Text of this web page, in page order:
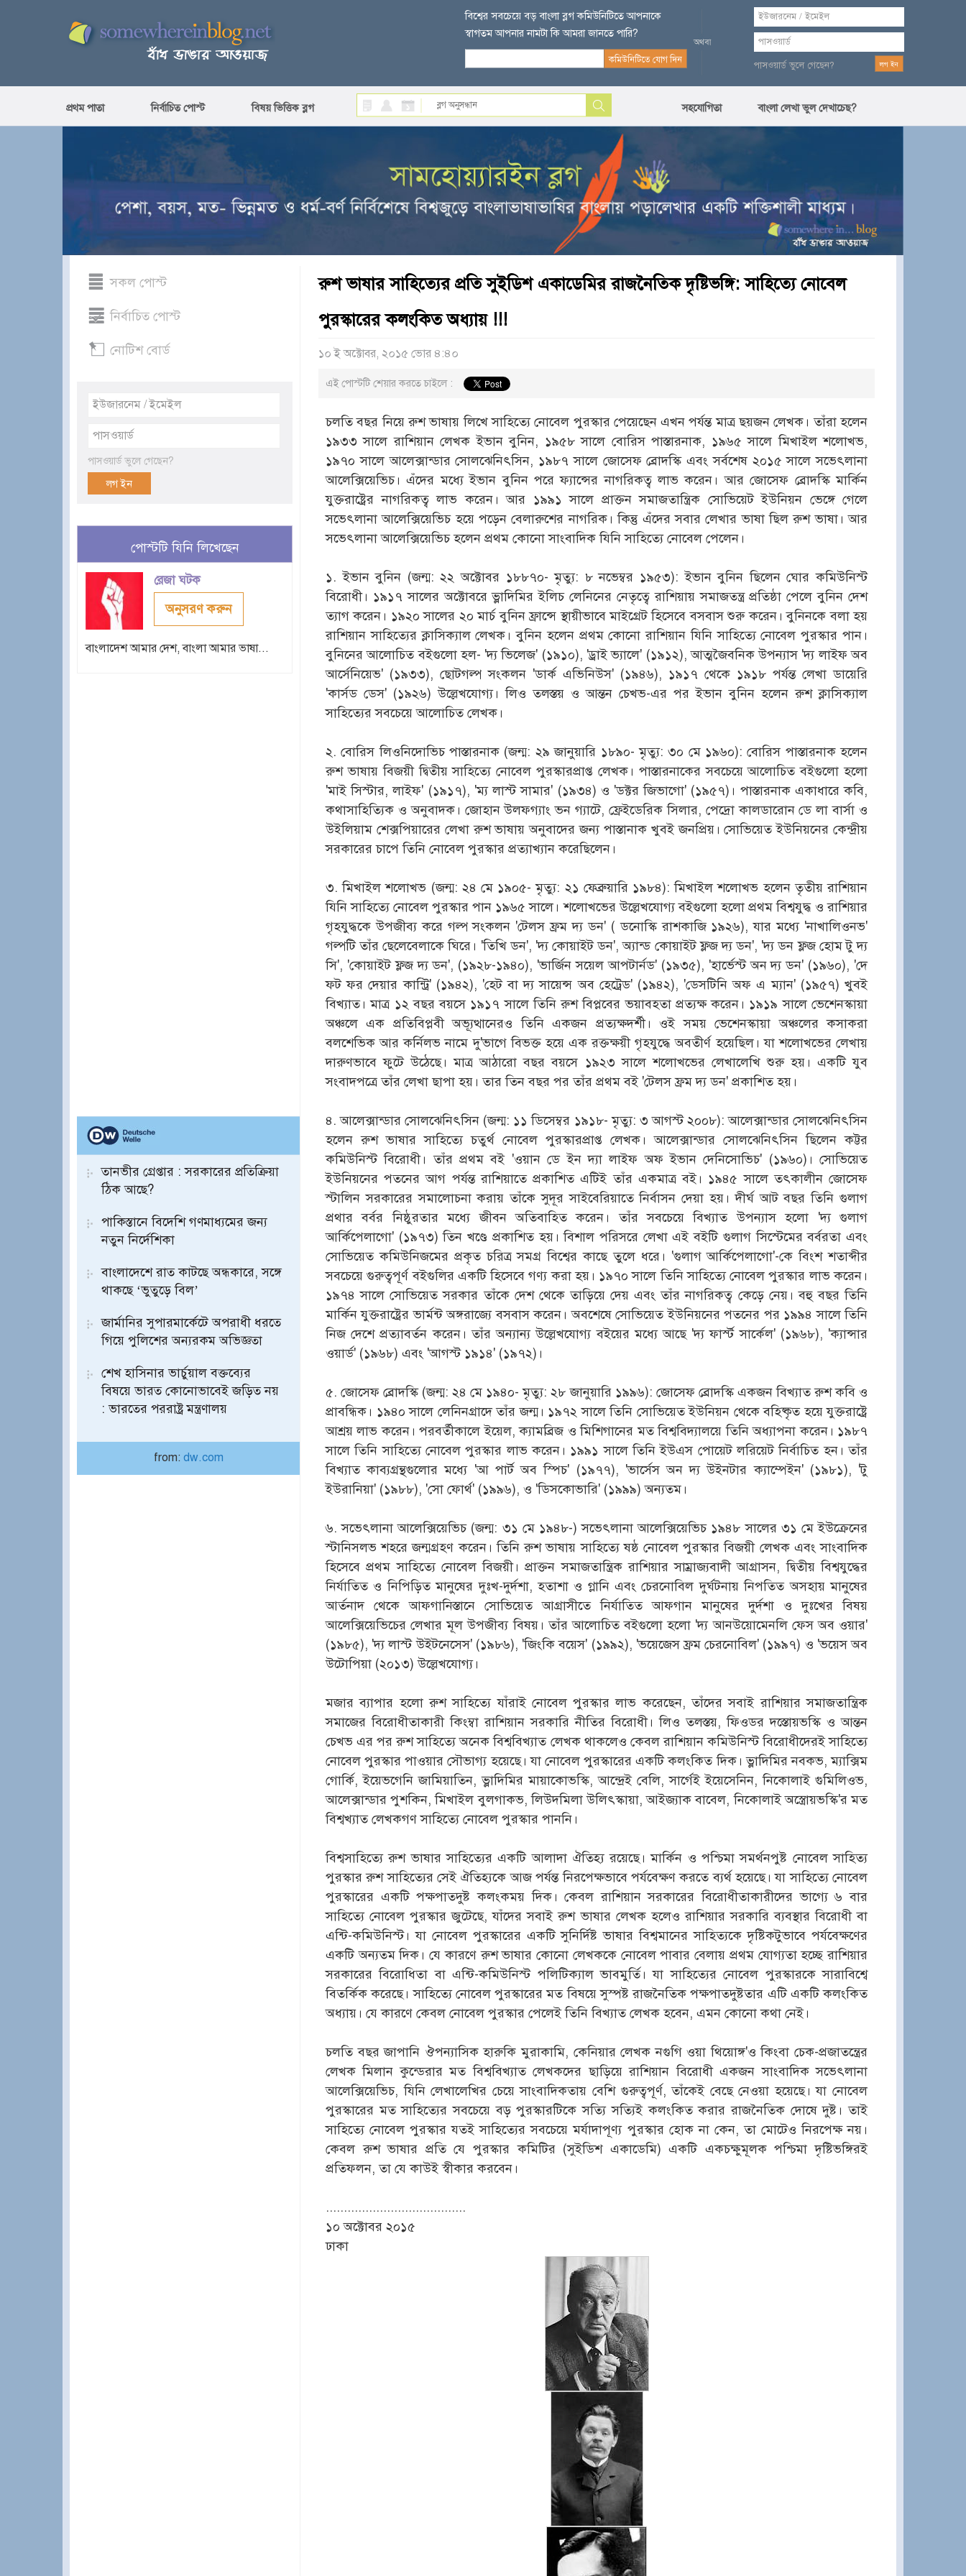
বিশ্বের সবচেয়ে বড় বাংলা ব্লগ কমিউনিটিতে আপনাকে
স্বাগতম আপনার নামটা কি আমরা জানতে পারি?
পাসওয়ার্ড ভুলে গেছেন?
প্রথম পাতা নির্বাচিত পোস্ট বিষয় ভিত্তিক ব্লগ সহযোগিতা বাংলা লেখা ভুল দেখাচেছ?
সকল পোস্ট
নির্বাচিত পোস্ট
নোটিশ বোর্ড
পাসওয়ার্ড ভুলে গেছেন?
পোস্টটি যিনি লিখেছেন
রেজা ঘটক
অনুসরণ করুন
বাংলাদেশ আমার দেশ, বাংলা আমার ভাষা...
তানভীর গ্রেপ্তার : সরকারের প্রতিক্রিয়া
ঠিক আছে?
পাকিস্তানে বিদেশি গণমাধ্যমের জন্য
নতুন নির্দেশিকা
বাংলাদেশে রাত কাটছে অন্ধকারে, সঙ্গে
থাকছে ‘ভুতুড়ে বিল’
জার্মানির সুপারমার্কেটে অপরাধী ধরতে
গিয়ে পুলিশের অন্যরকম অভিজ্ঞতা
শেখ হাসিনার ভার্চুয়াল বক্তব্যের
বিষয়ে ভারত কোনোভাবেই জড়িত নয়
: ভারতের পররাষ্ট্র মন্ত্রণালয়
from: dw.com
রুশ ভাষার সাহিত্যের প্রতি সুইডিশ একাডেমির রাজনৈতিক দৃষ্টিভঙ্গি: সাহিত্যে নোবেল
পুরস্কারের কলংকিত অধ্যায় !!!
১০ ই অক্টোবর, ২০১৫ ভোর ৪:৪০
এই পোস্টটি শেয়ার করতে চাইলে :
চলতি বছর নিয়ে রুশ ভাষায় লিখে সাহিত্যে নোবেল পুরস্কার পেয়েছেন এখন পর্যন্ত মাত্র ছয়জন লেখক। তাঁরা হলেন
১৯৩৩ সালে রাশিয়ান লেখক ইভান বুনিন, ১৯৫৮ সালে বোরিস পাস্তারনাক, ১৯৬৫ সালে মিখাইল শলোখভ,
১৯৭০ সালে আলেক্সান্ডার সোলঝেনিৎসিন, ১৯৮৭ সালে জোসেফ ব্রোদস্কি এবং সর্বশেষ ২০১৫ সালে সভেৎলানা
আলেক্সিয়েভিচ। এঁদের মধ্যে ইভান বুনিন পরে ফ্যান্সের নাগরিকত্ব লাভ করেন। আর জোসেফ ব্রোদস্কি মার্কিন
যুক্তরাষ্ট্রের নাগরিকত্ব লাভ করেন। আর ১৯৯১ সালে প্রাক্তন সমাজতান্ত্রিক সোভিয়েট ইউনিয়ন ভেঙ্গে গেলে
সভেৎলানা আলেক্সিয়েভিচ হয়ে পড়েন বেলারুশের নাগরিক। কিন্তু এঁদের সবার লেখার ভাষা ছিল রুশ ভাষা। আর
সভেৎলানা আলেক্সিয়েভিচ হলেন প্রথম কোনো সাংবাদিক যিনি সাহিত্যে নোবেল পেলেন।
১. ইভান বুনিন (জন্ম: ২২ অক্টোবর ১৮৮৭০- মৃত্যু: ৮ নভেম্বর ১৯৫৩): ইভান বুনিন ছিলেন ঘোর কমিউনিস্ট
বিরোধী। ১৯১৭ সালের অক্টোবরে ভ্লাদিমির ইলিচ লেনিনের নেতৃত্বে রাশিয়ায় সমাজতন্ত্র প্রতিষ্ঠা পেলে বুনিন দেশ
ত্যাগ করেন। ১৯২০ সালের ২০ মার্চ বুনিন ফ্রান্সে স্থায়ীভাবে মাইগ্রেট হিসেবে বসবাস শুরু করেন। বুনিনকে বলা হয়
রাশিয়ান সাহিত্যের ক্লাসিক্যাল লেখক। বুনিন হলেন প্রথম কোনো রাশিয়ান যিনি সাহিত্যে নোবেল পুরস্কার পান।
বুনিনের আলোচিত বইগুলো হল- 'দ্য ভিলেজ' (১৯১০), 'ড্রাই ভ্যালে' (১৯১২), আত্মজৈবনিক উপন্যাস 'দ্য লাইফ অব
আর্সেনিয়েভ' (১৯৩৩), ছোটগল্প সংকলন 'ডার্ক এভিনিউস' (১৯৪৬), ১৯১৭ থেকে ১৯১৮ পর্যন্ত লেখা ডায়েরি
'কার্সড ডেস' (১৯২৬) উল্লেখযোগ্য। লিও তলস্তয় ও আন্তন চেখভ-এর পর ইভান বুনিন হলেন রুশ ক্লাসিক্যাল
সাহিত্যের সবচেয়ে আলোচিত লেখক।
২. বোরিস লিওনিদোভিচ পাস্তারনাক (জন্ম: ২৯ জানুয়ারি ১৮৯০- মৃত্যু: ৩০ মে ১৯৬০): বোরিস পাস্তারনাক হলেন
রুশ ভাষায় বিজয়ী দ্বিতীয় সাহিত্যে নোবেল পুরস্কারপ্রাপ্ত লেখক। পাস্তারনাকের সবচেয়ে আলোচিত বইগুলো হলো
'মাই সিস্টার, লাইফ' (১৯১৭), 'ম্য লাস্ট সামার' (১৯৩৪) ও 'ডক্টর জিভাগো' (১৯৫৭)। পাস্তারনাক একাধারে কবি,
কথাসাহিত্যিক ও অনুবাদক। জোহান উলফগ্যাং ভন গ্যাটে, ফ্রেইডেরিক সিলার, পেদ্রো কালডারোন ডে লা বার্সা ও
উইলিয়াম শেক্সপিয়ারের লেখা রুশ ভাষায় অনুবাদের জন্য পাস্তানাক খুবই জনপ্রিয়। সোভিয়েত ইউনিয়নের কেন্দ্রীয়
সরকারের চাপে তিনি নোবেল পুরস্কার প্রত্যাখ্যান করেছিলেন।
৩. মিখাইল শলোখভ (জন্ম: ২৪ মে ১৯০৫- মৃত্যু: ২১ ফেব্রুয়ারি ১৯৮৪): মিখাইল শলোখভ হলেন তৃতীয় রাশিয়ান
যিনি সাহিত্যে নোবেল পুরস্কার পান ১৯৬৫ সালে। শলোখভের উল্লেখযোগ্য বইগুলো হলো প্রথম বিশ্বযুদ্ধ ও রাশিয়ার
গৃহযুদ্ধকে উপজীব্য করে গল্প সংকলন 'টেলস ফ্রম দ্য ডন' ( ডনোস্কি রাশকাজি ১৯২৬), যার মধ্যে 'নাখালিওনভ'
গল্পটি তাঁর ছেলেবেলাকে ঘিরে। 'তিখি ডন', 'দ্য কোয়াইট ডন', অ্যান্ড কোয়াইট ফ্লজ দ্য ডন', 'দ্য ডন ফ্লজ হোম টু দ্য
সি', 'কোয়াইট ফ্লজ দ্য ডন', (১৯২৮-১৯৪০), 'ভার্জিন সয়েল আপটার্নড' (১৯৩৫), 'হার্ভেস্ট অন দ্য ডন' (১৯৬০), 'দে
ফট ফর দেয়ার কান্ট্রি' (১৯৪২), 'হেট বা দ্য সায়েন্স অব হেট্রেড' (১৯৪২), 'ডেসটিনি অফ এ ম্যান' (১৯৫৭) খুবই
বিখ্যাত। মাত্র ১২ বছর বয়সে ১৯১৭ সালে তিনি রুশ বিপ্লবের ভয়াবহতা প্রত্যক্ষ করেন। ১৯১৯ সালে ভেশেনস্কায়া
অঞ্চলে এক প্রতিবিপ্লবী অভ্যূত্থানেরও তিনি একজন প্রত্যক্ষদর্শী। ওই সময় ভেশেনস্কায়া অঞ্চলের কসাকরা
বলশেভিক আর কর্নিলভ নামে দু'ভাগে বিভক্ত হয়ে এক রক্তক্ষয়ী গৃহযুদ্ধে অবতীর্ণ হয়েছিল। যা শলোখভের লেখায়
দারুণভাবে ফুটে উঠেছে। মাত্র আঠারো বছর বয়সে ১৯২৩ সালে শলোখভের লেখালেখি শুরু হয়। একটি যুব
সংবাদপত্রে তাঁর লেখা ছাপা হয়। তার তিন বছর পর তাঁর প্রথম বই 'টেলস ফ্রম দ্য ডন' প্রকাশিত হয়।
৪. আলেক্সান্ডার সোলঝেনিৎসিন (জন্ম: ১১ ডিসেম্বর ১৯১৮- মৃত্যু: ৩ আগস্ট ২০০৮): আলেক্সান্ডার সোলঝেনিৎসিন
হলেন রুশ ভাষার সাহিত্যে চতুর্থ নোবেল পুরস্কারপ্রাপ্ত লেখক। আলেক্সান্ডার সোলঝেনিৎসিন ছিলেন কট্টর
কমিউনিস্ট বিরোধী। তাঁর প্রথম বই 'ওয়ান ডে ইন দ্যা লাইফ অফ ইভান দেনিসোভিচ' (১৯৬০)। সোভিয়েত
ইউনিয়নের পতনের আগ পর্যন্ত রাশিয়াতে প্রকাশিত এটিই তাঁর একমাত্র বই। ১৯৪৫ সালে তৎকালীন জোসেফ
স্টালিন সরকারের সমালোচনা করায় তাঁকে সুদূর সাইবেরিয়াতে নির্বাসন দেয়া হয়। দীর্ঘ আট বছর তিনি গুলাগ
প্রথার বর্বর নিষ্ঠুরতার মধ্যে জীবন অতিবাহিত করেন। তাঁর সবচেয়ে বিখ্যাত উপন্যাস হলো 'দ্য গুলাগ
আর্কিপেলাগো' (১৯৭৩) তিন খণ্ডে প্রকাশিত হয়। বিশাল পরিসরে লেখা এই বইটি গুলাগ সিস্টেমের বর্বরতা এবং
সোভিয়েত কমিউনিজমের প্রকৃত চরিত্র সমগ্র বিশ্বের কাছে তুলে ধরে। 'গুলাগ আর্কিপেলাগো'-কে বিংশ শতাব্দীর
সবচেয়ে গুরুত্বপূর্ণ বইগুলির একটি হিসেবে গণ্য করা হয়। ১৯৭০ সালে তিনি সাহিত্যে নোবেল পুরস্কার লাভ করেন।
১৯৭৪ সালে সোভিয়েত সরকার তাঁকে দেশ থেকে তাড়িয়ে দেয় এবং তাঁর নাগরিকত্ব কেড়ে নেয়। বহু বছর তিনি
মার্কিন যুক্তরাষ্ট্রের ভার্মন্ট অঙ্গরাজ্যে বসবাস করেন। অবশেষে সোভিয়েত ইউনিয়নের পতনের পর ১৯৯৪ সালে তিনি
নিজ দেশে প্রত্যাবর্তন করেন। তাঁর অন্যান্য উল্লেখযোগ্য বইয়ের মধ্যে আছে 'দ্য ফার্স্ট সার্কেল' (১৯৬৮), 'ক্যান্সার
ওয়ার্ড' (১৯৬৮) এবং 'আগস্ট ১৯১৪' (১৯৭২)।
৫. জোসেফ ব্রোদস্কি (জন্ম: ২৪ মে ১৯৪০- মৃত্যু: ২৮ জানুয়ারি ১৯৯৬): জোসেফ ব্রোদস্কি একজন বিখ্যাত রুশ কবি ও
প্রাবন্ধিক। ১৯৪০ সালে লেনিনগ্রাদে তাঁর জন্ম। ১৯৭২ সালে তিনি সোভিয়েত ইউনিয়ন থেকে বহিষ্কৃত হয়ে যুক্তরাষ্ট্রে
আশ্রয় লাভ করেন। পরবর্তীকালে ইয়েল, ক্যামব্রিজ ও মিশিগানের মত বিশ্ববিদ্যালয়ে তিনি অধ্যাপনা করেন। ১৯৮৭
সালে তিনি সাহিত্যে নোবেল পুরস্কার লাভ করেন। ১৯৯১ সালে তিনি ইউএস পোয়েট লরিয়েট নির্বাচিত হন। তাঁর
বিখ্যাত কাব্যগ্রন্থগুলোর মধ্যে 'আ পার্ট অব স্পিচ' (১৯৭৭), 'ভার্সেস অন দ্য উইনটার ক্যাম্পেইন' (১৯৮১), 'টু
ইউরানিয়া' (১৯৮৮), 'সো ফোর্থ' (১৯৯৬), ও 'ডিসকোভারি' (১৯৯৯) অন্যতম।
৬. সভেৎলানা আলেক্সিয়েভিচ (জন্ম: ৩১ মে ১৯৪৮-) সভেৎলানা আলেক্সিয়েভিচ ১৯৪৮ সালের ৩১ মে ইউক্রেনের
স্টানিসলভ শহরে জন্মগ্রহণ করেন। তিনি রুশ ভাষায় সাহিত্যে ষষ্ঠ নোবেল পুরস্কার বিজয়ী লেখক এবং সাংবাদিক
হিসেবে প্রথম সাহিত্যে নোবেল বিজয়ী। প্রাক্তন সমাজতান্ত্রিক রাশিয়ার সাম্রাজ্যবাদী আগ্রাসন, দ্বিতীয় বিশ্বযুদ্ধের
নির্যাতিত ও নিপিড়িত মানুষের দুঃখ-দুর্দশা, হতাশা ও গ্লানি এবং চেরনোবিল দুর্ঘটনায় নিপতিত অসহায় মানুষের
আর্তনাদ থেকে আফগানিস্তানে সোভিয়েত আগ্রাসীতে নির্যাতিত আফগান মানুষের দুর্দশা ও দুঃখের বিষয়
আলেক্সিয়েভিচের লেখার মূল উপজীব্য বিষয়। তাঁর আলোচিত বইগুলো হলো 'দ্য আনউয়োমেনলি ফেস অব ওয়ার'
(১৯৮৫), 'দ্য লাস্ট উইটনেসেস' (১৯৮৬), 'জিংকি বয়েস' (১৯৯২), 'ভয়েজেস ফ্রম চেরনোবিল' (১৯৯৭) ও 'ভয়েস অব
উটোপিয়া (২০১৩) উল্লেখযোগ্য।
মজার ব্যাপার হলো রুশ সাহিত্যে যাঁরাই নোবেল পুরস্কার লাভ করেছেন, তাঁদের সবাই রাশিয়ার সমাজতান্ত্রিক
সমাজের বিরোধীতাকারী কিংম্বা রাশিয়ান সরকারি নীতির বিরোধী। লিও তলস্তয়, ফিওডর দস্তোয়ভস্কি ও আন্তন
চেখভ এর পর রুশ সাহিত্যে অনেক বিশ্ববিখ্যাত লেখক থাকলেও কেবল রাশিয়ান কমিউনিস্ট বিরোধীদেরই সাহিত্যে
নোবেল পুরস্কার পাওয়ার সৌভাগ্য হয়েছে। যা নোবেল পুরস্কারের একটি কলংকিত দিক। ভ্লাদিমির নবকভ, ম্যাক্সিম
গোর্কি, ইয়েভগেনি জামিয়াতিন, ভ্লাদিমির মায়াকোভস্কি, আন্দ্রেই বেলি, সার্গেই ইয়েসেনিন, নিকোলাই গুমিলিওভ,
আলেক্সান্ডার পুশকিন, মিখাইল বুলগাকভ, লিউদমিলা উলিৎস্কায়া, আইজ্যাক বাবেল, নিকোলাই অস্ত্রোয়ভস্কি'র মত
বিশ্বখ্যাত লেখকগণ সাহিত্যে নোবেল পুরস্কার পাননি।
বিশ্বসাহিত্যে রুশ ভাষার সাহিত্যের একটি আলাদা ঐতিহ্য রয়েছে। মার্কিন ও পশ্চিমা সমর্থনপুষ্ট নোবেল সাহিত্য
পুরস্কার রুশ সাহিত্যের সেই ঐতিহ্যকে আজ পর্যন্ত নিরপেক্ষভাবে পর্যবেক্ষণ করতে ব্যর্থ হয়েছে। যা সাহিত্যে নোবেল
পুরস্কারের একটি পক্ষপাতদুষ্ট কলংকময় দিক। কেবল রাশিয়ান সরকারের বিরোধীতাকারীদের ভাগ্যে ৬ বার
সাহিত্যে নোবেল পুরস্কার জুটেছে, যাঁদের সবাই রুশ ভাষার লেখক হলেও রাশিয়ার সরকারি ব্যবস্থার বিরোধী বা
এন্টি-কমিউনিস্ট। যা নোবেল পুরস্কারের একটি সুনির্দিষ্ট ভাষার বিশ্বমানের সাহিত্যকে দৃষ্টিকটুভাবে পর্যবেক্ষণের
একটি অন্যতম দিক। যে কারণে রুশ ভাষার কোনো লেখককে নোবেল পাবার বেলায় প্রথম যোগ্যতা হচ্ছে রাশিয়ার
সরকারের বিরোধিতা বা এন্টি-কমিউনিস্ট পলিটিক্যাল ভাবমুর্তি। যা সাহিত্যের নোবেল পুরস্কারকে সারাবিশ্বে
বিতর্কিক করেছে। সাহিত্যে নোবেল পুরস্কারের মত বিষয়ে সুস্পষ্ট রাজনৈতিক পক্ষপাতদুষ্টতার এটি একটি কলংকিত
অধ্যায়। যে কারণে কেবল নোবেল পুরস্কার পেলেই তিনি বিখ্যাত লেখক হবেন, এমন কোনো কথা নেই।
চলতি বছর জাপানি ঔপন্যাসিক হারুকি মুরাকামি, কেনিয়ার লেখক নগুগি ওয়া থিয়োঙ্গ'ও কিংবা চেক-প্রজাতন্ত্রের
লেখক মিলান কুন্ডেরার মত বিশ্ববিখ্যাত লেখকদের ছাড়িয়ে রাশিয়ান বিরোধী একজন সাংবাদিক সভেৎলানা
আলেক্সিয়েভিচ, যিনি লেখালেখির চেয়ে সাংবাদিকতায় বেশি গুরুত্বপূর্ণ, তাঁকেই বেছে নেওয়া হয়েছে। যা নোবেল
পুরস্কারের মত সাহিত্যের সবচেয়ে বড় পুরস্কারটিকে সত্যি সত্যিই কলংকিত করার রাজনৈতিক দোষে দুষ্ট। তাই
সাহিত্যে নোবেল পুরস্কার যতই সাহিত্যের সবচেয়ে মর্যাদাপূণ্য পুরস্কার হোক না কেন, তা মোটেও নিরপেক্ষ নয়।
কেবল রুশ ভাষার প্রতি যে পুরস্কার কমিটির (সুইডিশ একাডেমি) একটি একচক্ষুমূলক পশ্চিমা দৃষ্টিভঙ্গিরই
প্রতিফলন, তা যে কাউই স্বীকার করবেন।
.......................................
১০ অক্টোবর ২০১৫
ঢাকা